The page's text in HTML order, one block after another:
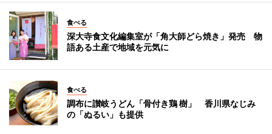
食べる
深大寺食文化編集室が「角大師どら焼き」発売 物
語ある土産で地域を元気に
食べる
調布に讃岐うどん「骨付き鶏 樹」 香川県なじみ
の「ぬるい」も提供